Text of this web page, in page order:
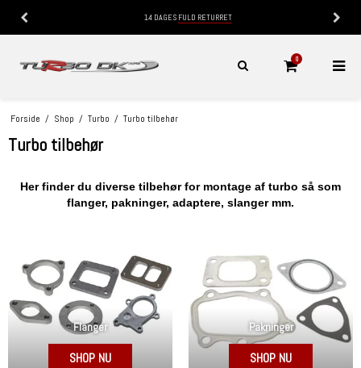
14 DAGES FULD RETURRET
0
Forside / Shop / Turbo / Turbo tilbehør
Turbo tilbehør
Her finder du diverse tilbehør for montage af turbo så som
flanger, pakninger, adaptere, slanger mm.
Flanger
SHOP NU
Pakninger
SHOP NU